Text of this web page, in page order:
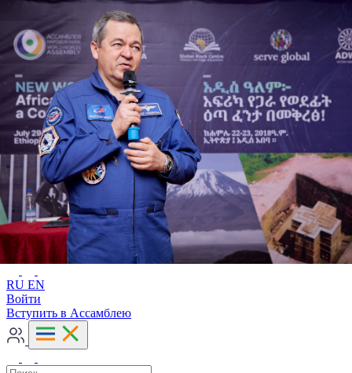
Расширенный поиск
RU EN
RU EN
Войти
Вступить в Ассамблею